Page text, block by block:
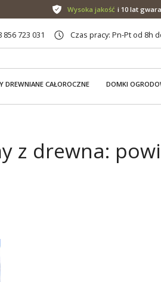
Wysoka jakość i 10 lat
856 723 031 Czas pracy: Pn-Pt od 8h
DREWNIANE CAŁOROCZNE DOMKI
z drewna: